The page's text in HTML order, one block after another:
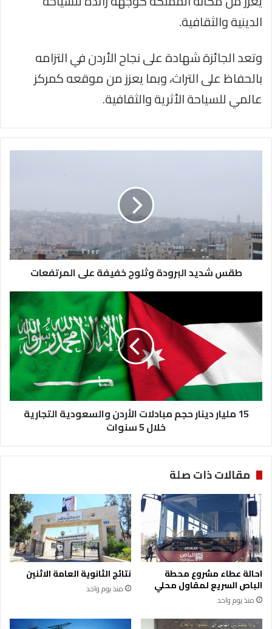
الدينية والثقافية.
وتعد الجائزة شهادة على نجاح الأردن في التزامه
بالحفاظ على التراث، وبما يعزز من موقعه كمركز
عالمي للسياحة الأثرية والثقافية.
على
المرتفعات
طقس شديد البرودة وثلوج خفيفة على المرتفعات
دينار
حجم
مبادلات
الأردن
التجارية
خلال
15 مليار دينار حجم مبادلات الأردن والسعودية التجارية
خلال 5 سنوات
مقالات ذات صلة
احالة عطاء مشروع محطة
الباص السريع لمقاول محلي
منذ يوم واحد
نتائج الثانوية العامة الاثنين
منذ يوم واحد